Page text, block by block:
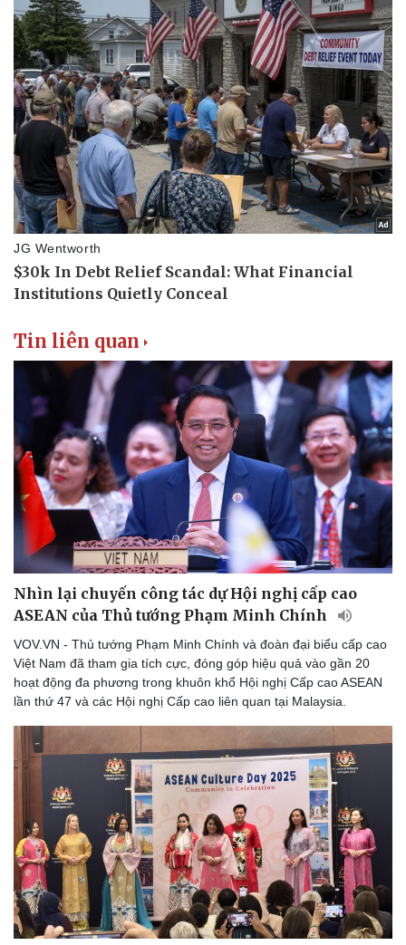
Tin liên quan
Nhìn lại chuyến công tác dự Hội nghị cấp cao
ASEAN của Thủ tướng Phạm Minh Chính
VOV.VN - Thủ tướng Phạm Minh Chính và đoàn đại biểu cấp cao
Việt Nam đã tham gia tích cực, đóng góp hiệu quả vào gần 20
hoạt động đa phương trong khuôn khổ Hội nghị Cấp cao ASEAN
lần thứ 47 và các Hội nghị Cấp cao liên quan tại Malaysia.